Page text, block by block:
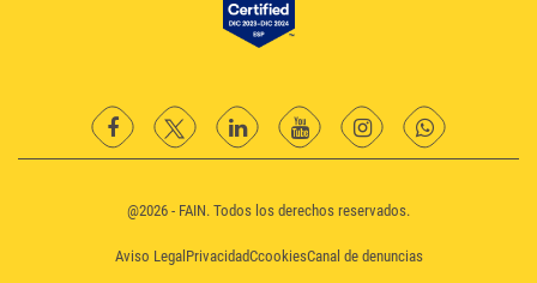
facebooktwitter LinkedinYouTubeinstagramWhatsapp
@2026 - FAIN. Todos los derechos reservados.
Aviso LegalPrivacidadCcookiesCanal de denuncias